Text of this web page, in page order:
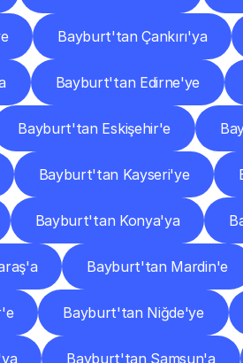
Bayburt'tan Çankırı'ya
Bayburt'tan Edirne'ye
Bayburt'tan Eskişehir'e
Bayburt'tan Kayseri'ye
Bayburt'tan Konya'ya
Bayburt'tan Mardin'e
Bayburt'tan Niğde'ye
Bayburt'tan Samsun'a